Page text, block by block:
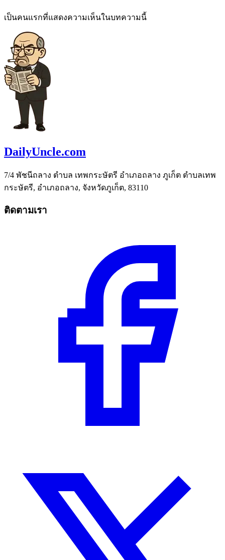
เป็นคนแรกที่แสดงความเห็นในบทความนี้
DailyUncle.com
7/4 พัชนีถลาง ตำบล เทพกระษัตรี อำเภอถลาง ภูเก็ต ตำบลเทพ
กระษัตรี, อำเภอถลาง, จังหวัดภูเก็ต, 83110
ติดตามเรา